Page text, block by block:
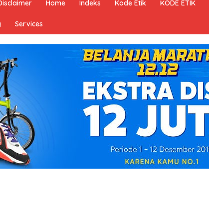
Home Indeks Kode Etik KODE ETIK
Services